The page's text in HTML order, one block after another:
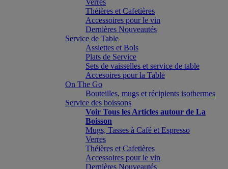
Verres
Théières et Cafetières
Accessoires pour le vin
Dernières Nouveautés
Service de Table
Assiettes et Bols
Plats de Service
Sets de vaisselles et service de table
Accesoires pour la Table
On The Go
Bouteilles, mugs et récipients isothermes
Service des boissons
Voir Tous les Articles autour de La
Boisson
Mugs, Tasses à Café et Espresso
Verres
Théières et Cafetières
Accessoires pour le vin
Dernières Nouveautés